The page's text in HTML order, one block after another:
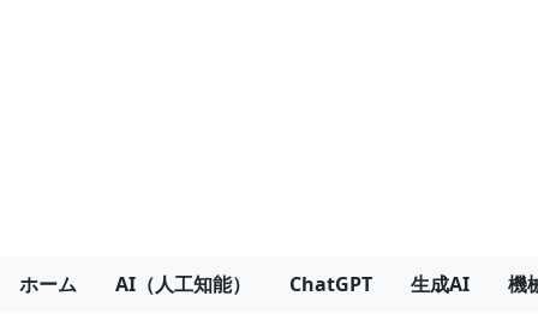
ホーム AI（人工知能） ChatGPT 生成AI 機